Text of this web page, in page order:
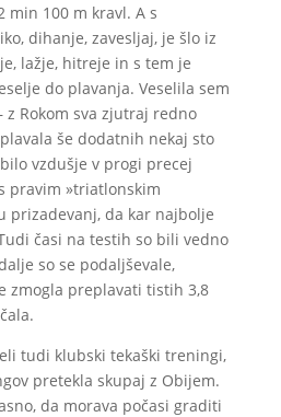
min 100 m kravl. A s
dihanje, zavesljaj, je šlo iz
lažje, hitreje in s tem je
do plavanja. Veselila sem
Rokom sva zjutraj redno
še dodatnih nekaj sto
vzdušje v progi precej
pravim »triatlonskim
prizadevanj, da kar najbolje
časi na testih so bili vedno
so se podaljševale,
zmogla preplavati tistih 3,8
tudi klubski tekaški treningi,
pretekla skupaj z Obijem.
da morava počasi graditi